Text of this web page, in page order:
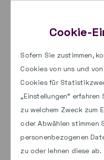
Cookie-
Sofern Sie zustimmen,
Cookies von uns und
Cookies für
„Einstellungen“
zu welchem Zweck zum
oder Abwählen stimmen
personenbezogenen
zu oder lehnen diese ab.
Übersicht der
Linux 8.0
Workshop
zu
Vom 08. bis 10.
Schulungspartner
dreitägigen